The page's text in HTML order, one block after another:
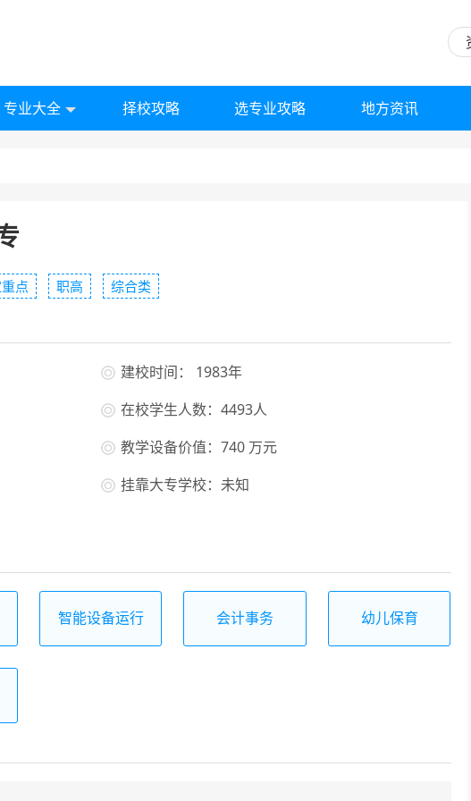
专业大全 择校攻略 选专业攻略 地方资讯
点 职高 综合类
建校时间： 1983年
在校学生人数：4493人
教学设备价值：740 万元
挂靠大专学校：未知
智能设备运行
会计事务 幼儿保育